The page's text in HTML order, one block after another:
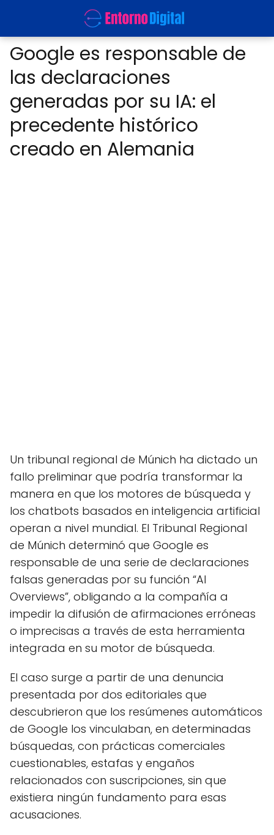
Google es responsable de
las declaraciones
generadas por su IA: el
precedente histórico
creado en Alemania
Un tribunal regional de Múnich ha dictado un
fallo preliminar que podría transformar la
manera en que los motores de búsqueda y
los chatbots basados en inteligencia artificial
operan a nivel mundial. El Tribunal Regional
de Múnich determinó que Google es
responsable de una serie de declaraciones
falsas generadas por su función “AI
Overviews”, obligando a la compañía a
impedir la difusión de afirmaciones erróneas
o imprecisas a través de esta herramienta
integrada en su motor de búsqueda.
El caso surge a partir de una denuncia
presentada por dos editoriales que
descubrieron que los resúmenes automáticos
de Google los vinculaban, en determinadas
búsquedas, con prácticas comerciales
cuestionables, estafas y engaños
relacionados con suscripciones, sin que
existiera ningún fundamento para esas
acusaciones.